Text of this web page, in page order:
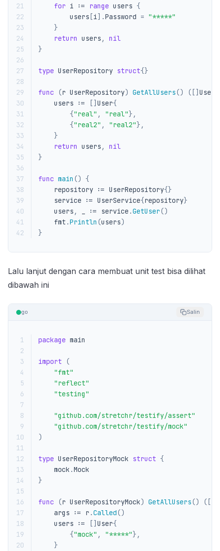
21
for i := range users {
22
users [i].Password = "*****"
23
}
24
return users ,
nil
25
}
26
27
type UserRepository struct{}
28
29
func (r UserRepository) GetAllUsers() ([]User
30
users := []User{
31
{"real" , "real"},
32
{"real2" , "real2"},
33
}
34
return users ,
nil
35
}
36
37
func main () {
38
repository := UserRepository{}
39
service := UserService{repository}
40
users , := service .GetUser()
41
fmt .Println (users)
42
}
Lalu lanjut dengan cara membuat unit test bisa dilihat
dibawah ini
go Salin
1 package main
2
3
import
(
4
"fmt"
5
"reflect"
6
"testing"
7
8
"github.com/stretchr/testify/assert"
9
"github.com/stretchr/testify/mock"
10
)
11
12
type UserRepositoryMock struct {
13
mock .Mock
14
}
15
16
func (r UserRepositoryMock) GetAllUsers() ([]
17
args := r .Called()
18
users := []User{
19
{"mock" , "*****"},
20
}